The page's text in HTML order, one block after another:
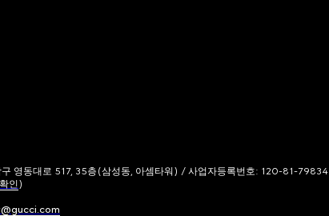
영동대로 517, 35층(삼성동, 아셈타워) / 사업자등록번호: 120-81-79834
인)